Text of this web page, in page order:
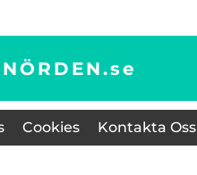
se
Cookies Kontakta Oss